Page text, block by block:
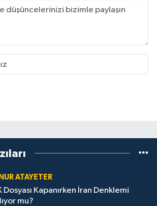
ATAYETER
Dosyası Kapanırken İran Denklemi
mu?